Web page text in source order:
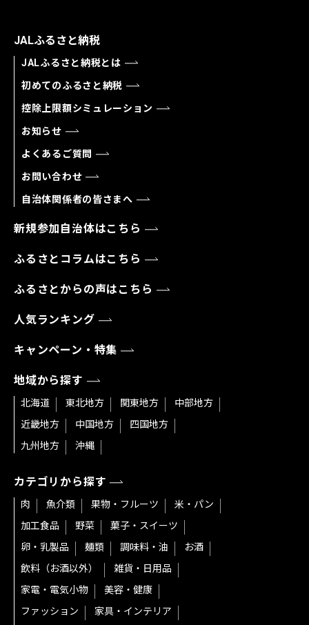
JALふるさと納税
JALふるさと納税とは
初めてのふるさと納税
控除上限額シミュレーション
お知らせ
よくあるご質問
お問い合わせ
自治体関係者の皆さまへ
新規参加自治体はこちら
ふるさとコラムはこちら
ふるさとからの声はこちら
人気ランキング
キャンペーン・特集
地域から探す
北海道 東北地方 関東地方
中部地方
近畿地方
中国地方
四国地方
九州地方
沖縄
カテゴリから探す
肉 魚介類 果物・フルーツ
米・パン
加工食品
野菜
菓子・スイーツ
卵・乳製品
麺類 調味料・油
お酒
飲料（お酒以外）
雑貨・日用品
家電・電気小物
美容・健康
ファッション
家具・インテリア